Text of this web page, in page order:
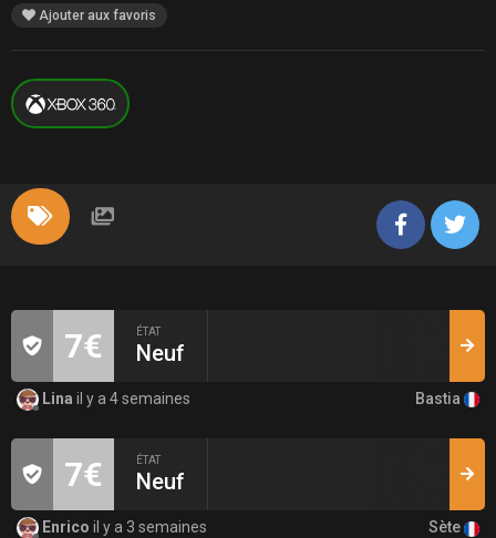
Ajouter aux favoris
7€ ÉTAT
Neuf
Lina il y a 4 semaines Bastia
7€ ÉTAT
Neuf
Enrico il y a 3 semaines Sète